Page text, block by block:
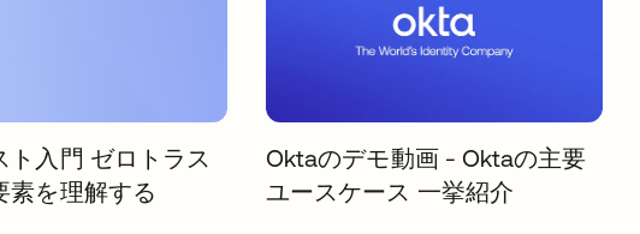
ト入門 ゼロトラス
素を理解する
Oktaのデモ動画 - Oktaの主要
ユースケース 一挙紹介